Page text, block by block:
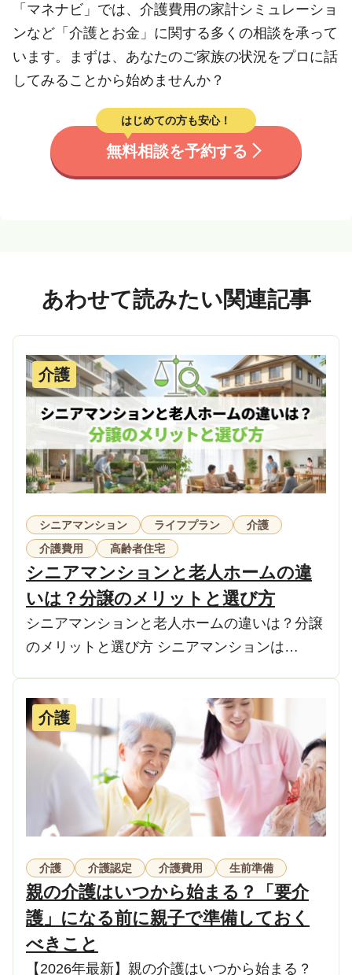
「マネナビ」では、介護費用の家計シミュレーショ
ンなど「介護とお金」に関する多くの相談を承って
います。まずは、あなたのご家族の状況をプロに話
してみることから始めませんか？
はじめての方も安心！
無料相談を予約する
あわせて読みたい関連記事
介護
シニアマンション ライフプラン
介護
介護費用
高齢者住宅
シニアマンションと老人ホームの違
いは？分譲のメリットと選び方
シニアマンションと老人ホームの違いは？分譲
のメリットと選び方 シニアマンションは…
介護
介護 介護認定 介護費用 生前準備
親の介護はいつから始まる？「要介
護」になる前に親子で準備しておく
べきこと
【2026年最新】親の介護はいつから始まる？